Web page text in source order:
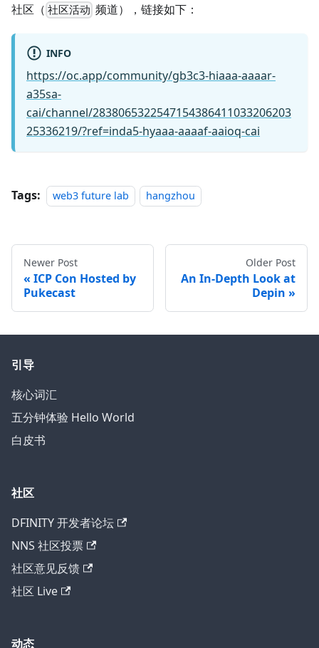
社区（ 社区活动 频道），链接如下：
INFO
https://oc.app/community/gb3c3-hiaaa-aaaar-
a35sa-
cai/channel/2838065322547154386411033206203
25336219/?ref=inda5-hyaaa-aaaaf-aaioq-cai
Tags: web3 future lab hangzhou
Newer Post
ICP Con Hosted by
Pukecast
Older Post
An In-Depth Look at
Depin
引导
核心词汇
五分钟体验 Hello World
白皮书
社区
DFINITY 开发者论坛
NNS 社区投票
社区意见反馈
社区 Live
动态